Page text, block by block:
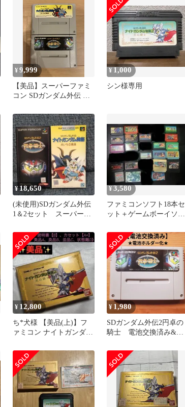
¥9,999
【美品】スーパーファミ
コン SDガンダム外伝 ナ
¥ 1,000
シン様専用
¥18,650
(未使用)SDガンダム外伝
1＆2セット スーパーフ
¥3,580
ファミコンソフト18本セ
ット＋ゲームボーイソフ
¥ 12,800
ち*犬様 【美品(上)】フ
ァミコン ナイトガンダム
¥ 1,980
SDガンダム外伝2円卓の
騎士 電池交換済み&電
ファミコン